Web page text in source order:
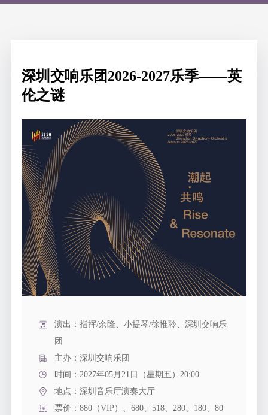
深圳交响乐团2026-2027乐季——英
伦之谜
演出：指挥/余隆、小提琴/徐惟聆、深圳交响乐
团
主办：深圳交响乐团
时间：2027年05月21日（星期五）20:00
地点： 深圳音乐厅演奏大厅
票价：880（VIP）、680、518、280、180、80